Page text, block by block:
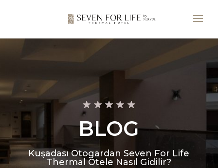
BLOG
Kuşadası Otogardan Seven For Life
Thermal Otele Nasıl Gidilir?